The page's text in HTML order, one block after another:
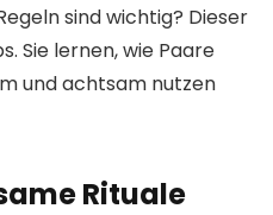
sind wichtig? Dieser
Sie lernen, wie Paare
und achtsam nutzen
Rituale